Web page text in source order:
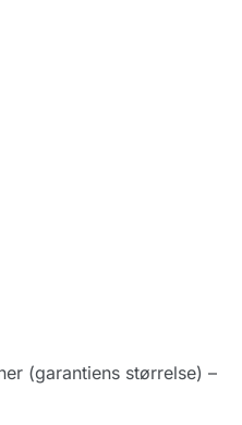
(garantiens størrelse) –